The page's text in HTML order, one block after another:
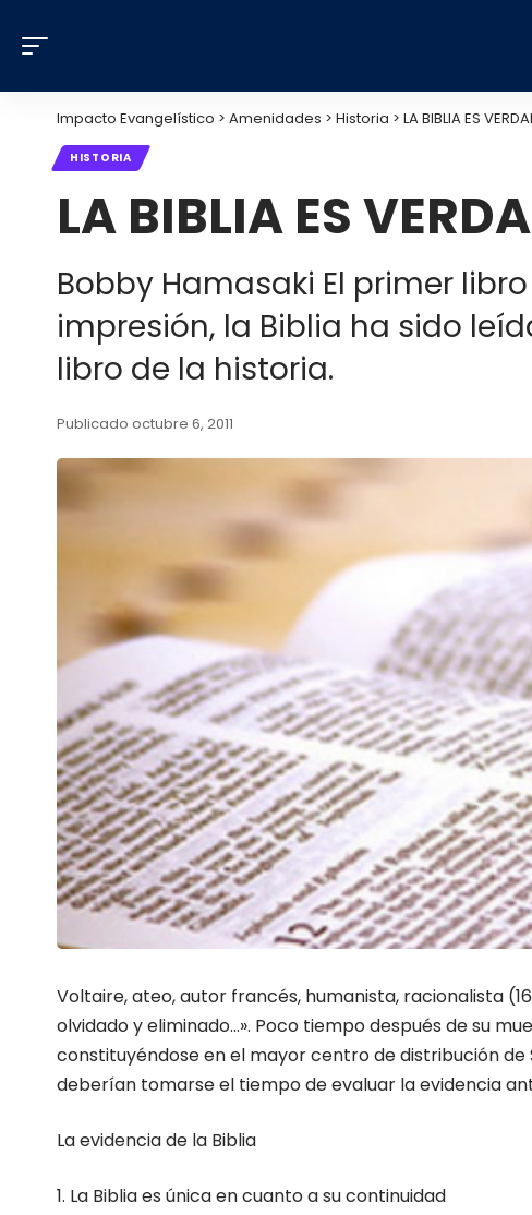
Impacto Evangelístico > Amenidades > Historia > LA BIBLIA ES
HISTORIA
LA BIBLIA ES
Bobby Hamasaki El primer
impresión, la Biblia ha sido
libro de la historia.
Publicado octubre 6, 2011
Voltaire, ateo, autor francés, humanista, racionalista
olvidado y eliminado…». Poco tiempo después de su
constituyéndose en el mayor centro de distribución de
deberían tomarse el tiempo de evaluar la evidencia
La evidencia de la Biblia
1. La Biblia es única en cuanto a su continuidad